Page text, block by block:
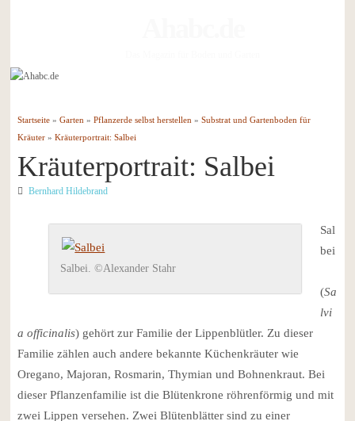
Startseite» Garten» Pflanzerde selbst herstellen» Substrat und Gartenboden für
Kräuter» Kräuterportrait: Salbei
Kräuterportrait: Salbei
Bernhard Hildebrand
Salbei. ©Alexander Stahr
Sal
bei
(Sa
lvi
a officinalis) gehört zur Familie der Lippenblütler. Zu dieser
Familie zählen auch andere bekannte Küchenkräuter wie
Oregano, Majoran, Rosmarin, Thymian und Bohnenkraut. Bei
dieser Pflanzenfamilie ist die Blütenkrone röhrenförmig und mit
zwei Lippen versehen. Zwei Blütenblätter sind zu einer